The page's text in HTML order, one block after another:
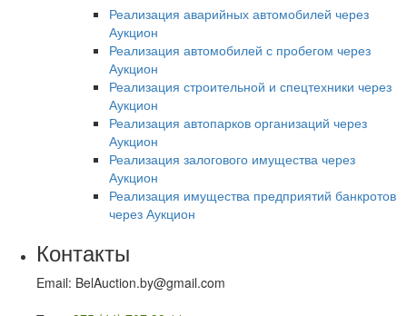
Реализация аварийных автомобилей через
Аукцион
Реализация автомобилей с пробегом через
Аукцион
Реализация строительной и спецтехники через
Аукцион
Реализация автопарков организаций через
Аукцион
Реализация залогового имущества через
Аукцион
Реализация имущества предприятий банкротов
через Аукцион
Контакты
Email: BelAuction.by@gmail.com